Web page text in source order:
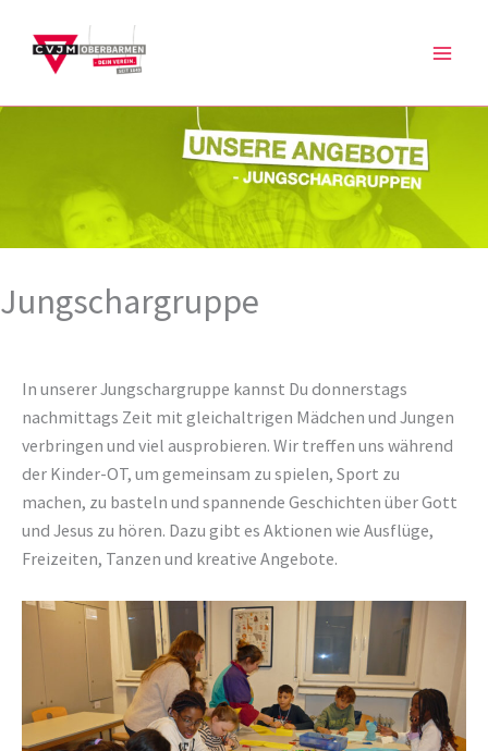
Inhalt
springen
Jungschargruppe
In unserer Jungschargruppe kannst Du donnerstags
nachmittags Zeit mit gleichaltrigen Mädchen und Jungen
verbringen und viel ausprobieren. Wir treffen uns während
der Kinder-OT, um gemeinsam zu spielen, Sport zu
machen, zu basteln und spannende Geschichten über Gott
und Jesus zu hören. Dazu gibt es Aktionen wie Ausflüge,
Freizeiten, Tanzen und kreative Angebote.